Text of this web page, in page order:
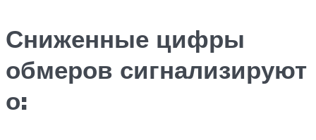
Сниженные цифры
обмеров сигнализируют
о: